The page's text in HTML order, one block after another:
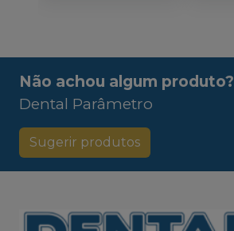
Não achou algum produto?
Dental Parâmetro
Sugerir produtos